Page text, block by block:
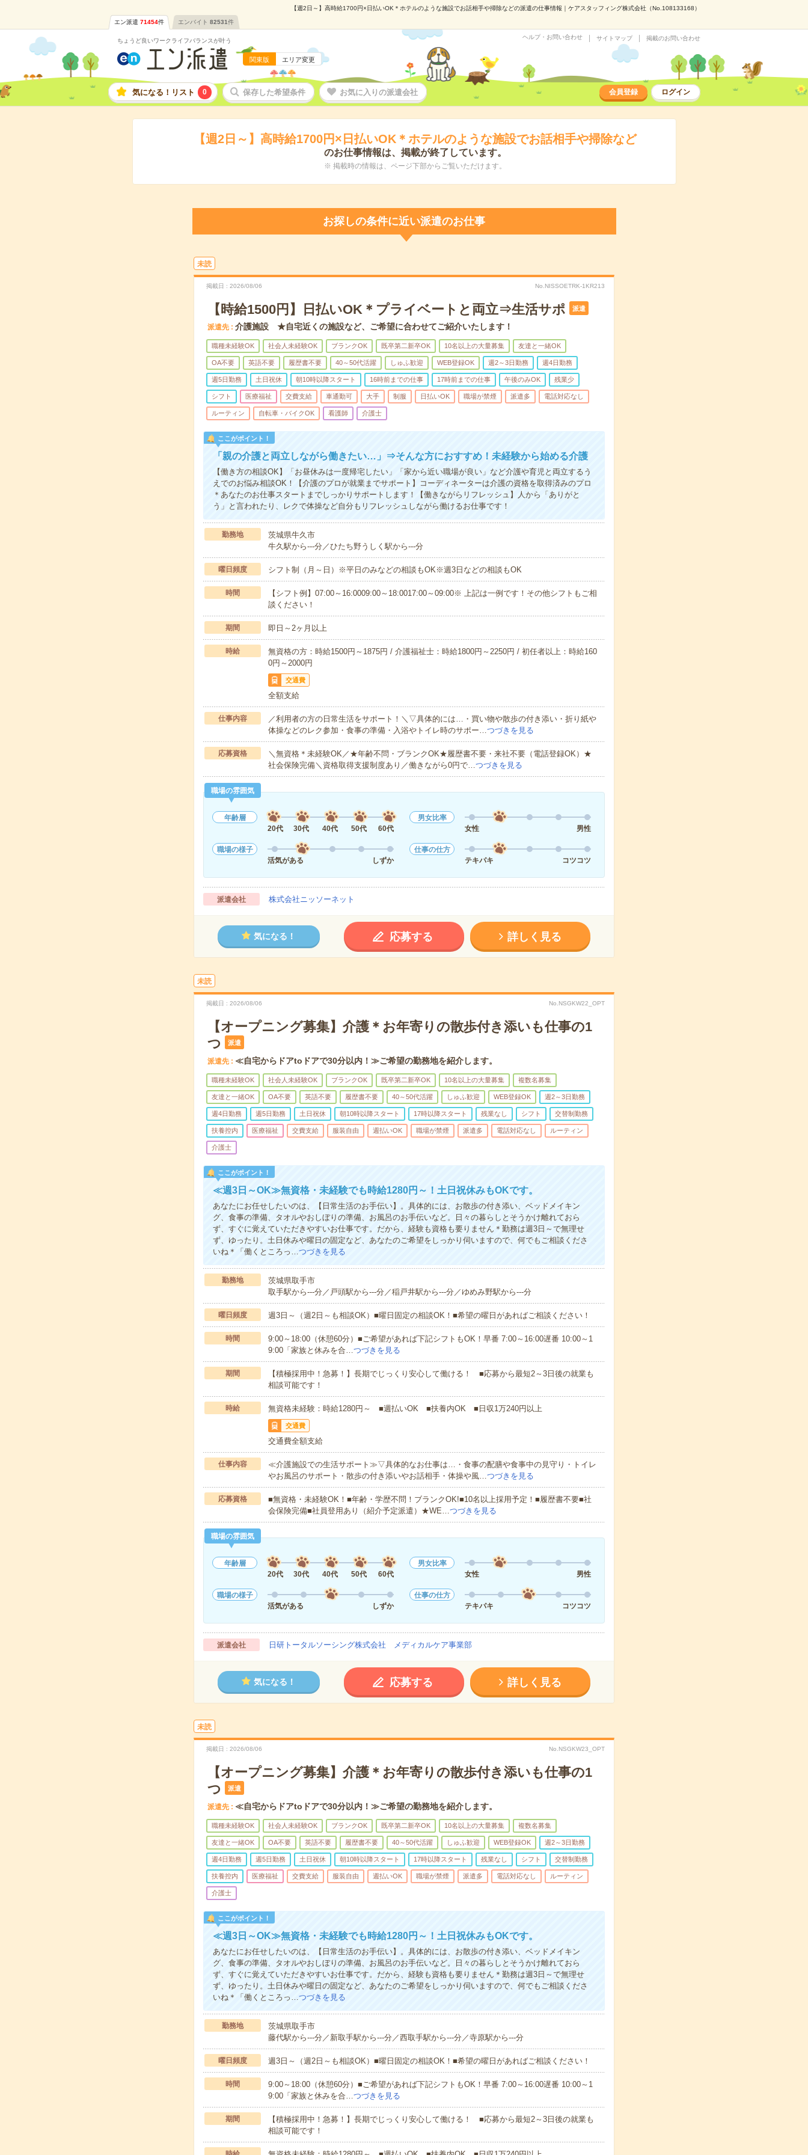
【週2日～】高時給1700円×日払いOK＊ホテルのような施設でお話相手や掃除などの派遣の仕事情報｜ケアスタッフィング株式会社（No.108133168）
エン派遣 71454件 エンバイト 82531件
ちょうど良いワークライフバランスが叶う
関東版 エリア変更
ヘルプ・お問い合わせ サイトマップ 掲載のお問い合わせ
気になる！リスト 0 保存した希望条件 お気に入りの派遣会社 会員登録 ログイン
【週2日～】高時給1700円×日払いOK＊ホテルのような施設でお話相手や掃除など
のお仕事情報は、掲載が終了しています。
※ 掲載時の情報は、ページ下部からご覧いただけます。
お探しの条件に近い派遣のお仕事
未読
掲載日 2026/08/06 No.NISSOETRK-1KR213
【時給1500円】日払いOK＊プライベートと両立⇒生活サポ 派遣
派遣先 介護施設 ★自宅近くの施設など、ご希望に合わせてご紹介いたします！
職種未経験OK 社会人未経験OK ブランクOK 既卒第二新卒OK 10名以上の大量募集 友達と一緒OK
OA不要 英語不要 履歴書不要 40～50代活躍 しゅふ歓迎 WEB登録OK 週2～3日勤務 週4日勤務
週5日勤務 土日祝休 朝10時以降スタート 16時前までの仕事 17時前までの仕事 午後のみOK 残業少
シフト 医療福祉 交費支給 車通勤可 大手 制服 日払いOK 職場が禁煙 派遣多 電話対応なし
ルーティン 自転車・バイクOK 看護師 介護士
ここがポイント！
「親の介護と両立しながら働きたい…」⇒そんな方におすすめ！未経験から始める介護
【働き方の相談OK】「お昼休みは一度帰宅したい」「家から近い職場が良い」など介護や育児と両立するう
えでのお悩み相談OK！【介護のプロが就業までサポート】コーディネーターは介護の資格を取得済みのプロ
＊あなたのお仕事スタートまでしっかりサポートします！【働きながらリフレッシュ】人から「ありがと
う」と言われたり、レクで体操など自分もリフレッシュしながら働けるお仕事です！
勤務地
茨城県牛久市
牛久駅から---分／ひたち野うしく駅から---分
曜日頻度 シフト制（月～日）※平日のみなどの相談もOK※週3日などの相談もOK
時間
【シフト例】07:00～16:0009:00～18:0017:00～09:00※ 上記は一例です！その他シフトもご相
談ください！
期間 即日～2ヶ月以上
時給
無資格の方：時給1500円～1875円 / 介護福祉士：時給1800円～2250円 / 初任者以上：時給160
0円～2000円
交通費
全額支給
仕事内容
／利用者の方の日常生活をサポート！＼▽具体的には…・買い物や散歩の付き添い・折り紙や
体操などのレク参加・食事の準備・入浴やトイレ時のサポー…つづきを見る
応募資格
＼無資格＊未経験OK／★年齢不問・ブランクOK★履歴書不要・来社不要（電話登録OK）★
社会保険完備＼資格取得支援制度あり／働きながら0円で…つづきを見る
職場の雰囲気
年齢層
20代
30代 40代 50代 60代
男女比率
女性
男性
職場の様子
活気がある
しずか
仕事の仕方
テキパキ
コツコツ
派遣会社 株式会社ニッソーネット
気になる！ 応募する 詳しく見る
未読
掲載日 2026/08/06 No.NSGKW22_OPT
【オープニング募集】介護＊お年寄りの散歩付き添いも仕事の1
つ
派遣
派遣先 ≪自宅からドアtoドアで30分以内！≫ご希望の勤務地を紹介します。
職種未経験OK 社会人未経験OK ブランクOK 既卒第二新卒OK 10名以上の大量募集 複数名募集
友達と一緒OK OA不要 英語不要 履歴書不要 40～50代活躍 しゅふ歓迎 WEB登録OK 週2～3日勤務
週4日勤務 週5日勤務 土日祝休 朝10時以降スタート 17時以降スタート 残業なし シフト 交替制勤務
扶養控内 医療福祉 交費支給 服装自由 週払いOK 職場が禁煙 派遣多 電話対応なし ルーティン
介護士
ここがポイント！
≪週3日～OK≫無資格・未経験でも時給1280円～！土日祝休みもOKです。
あなたにお任せしたいのは、【日常生活のお手伝い】。具体的には、お散歩の付き添い、ベッドメイキン
グ、食事の準備、タオルやおしぼりの準備、お風呂のお手伝いなど。日々の暮らしとそうかけ離れておら
ず、すぐに覚えていただきやすいお仕事です。だから、経験も資格も要りません＊勤務は週3日～で無理せ
ず、ゆったり。土日休みや曜日の固定など、あなたのご希望をしっかり伺いますので、何でもご相談くださ
いね＊「働くところっ…つづきを見る
勤務地
茨城県取手市
取手駅から---分／戸頭駅から---分／稲戸井駅から---分／ゆめみ野駅から---分
曜日頻度 週3日～（週2日～も相談OK）■曜日固定の相談OK！■希望の曜日があればご相談ください！
時間
9:00～18:00（休憩60分）■ご希望があれば下記シフトもOK！早番 7:00～16:00遅番 10:00～1
9:00「家族と休みを合…つづきを見る
期間
【積極採用中！急募！】長期でじっくり安心して働ける！ ■応募から最短2～3日後の就業も
相談可能です！
時給 無資格未経験：時給1280円～ ■週払いOK ■扶養内OK ■日収1万240円以上
交通費
交通費全額支給
仕事内容
≪介護施設での生活サポート≫▽具体的なお仕事は…・食事の配膳や食事中の見守り・トイレ
やお風呂のサポート・散歩の付き添いやお話相手・体操や風…つづきを見る
応募資格
■無資格・未経験OK！■年齢・学歴不問！ブランクOK!■10名以上採用予定！■履歴書不要■社
会保険完備■社員登用あり（紹介予定派遣）★WE…つづきを見る
職場の雰囲気
年齢層
20代
30代 40代 50代 60代
男女比率
女性
男性
職場の様子
活気がある
しずか
仕事の仕方
テキパキ
コツコツ
派遣会社 日研トータルソーシング株式会社 メディカルケア事業部
気になる！ 応募する 詳しく見る
未読
掲載日 2026/08/06 No.NSGKW23_OPT
【オープニング募集】介護＊お年寄りの散歩付き添いも仕事の1
つ
派遣
派遣先 ≪自宅からドアtoドアで30分以内！≫ご希望の勤務地を紹介します。
職種未経験OK 社会人未経験OK ブランクOK 既卒第二新卒OK 10名以上の大量募集 複数名募集
友達と一緒OK OA不要 英語不要 履歴書不要 40～50代活躍 しゅふ歓迎 WEB登録OK 週2～3日勤務
週4日勤務 週5日勤務 土日祝休 朝10時以降スタート 17時以降スタート 残業なし シフト 交替制勤務
扶養控内 医療福祉 交費支給 服装自由 週払いOK 職場が禁煙 派遣多 電話対応なし ルーティン
介護士
ここがポイント！
≪週3日～OK≫無資格・未経験でも時給1280円～！土日祝休みもOKです。
あなたにお任せしたいのは、【日常生活のお手伝い】。具体的には、お散歩の付き添い、ベッドメイキン
グ、食事の準備、タオルやおしぼりの準備、お風呂のお手伝いなど。日々の暮らしとそうかけ離れておら
ず、すぐに覚えていただきやすいお仕事です。だから、経験も資格も要りません＊勤務は週3日～で無理せ
ず、ゆったり。土日休みや曜日の固定など、あなたのご希望をしっかり伺いますので、何でもご相談くださ
いね＊「働くところっ…つづきを見る
勤務地
茨城県取手市
藤代駅から---分／新取手駅から---分／西取手駅から---分／寺原駅から---分
曜日頻度 週3日～（週2日～も相談OK）■曜日固定の相談OK！■希望の曜日があればご相談ください！
時間
9:00～18:00（休憩60分）■ご希望があれば下記シフトもOK！早番 7:00～16:00遅番 10:00～1
9:00「家族と休みを合…つづきを見る
期間
【積極採用中！急募！】長期でじっくり安心して働ける！ ■応募から最短2～3日後の就業も
相談可能です！